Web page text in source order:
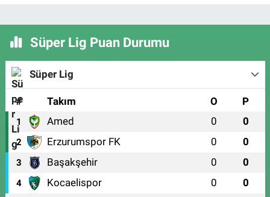
Süper Lig Puan Durumu
Süper Lig
# Takım O P
1 Amed 0 0
2 Erzurumspor FK 0 0
3 Başakşehir 0 0
4 Kocaelispor 0 0